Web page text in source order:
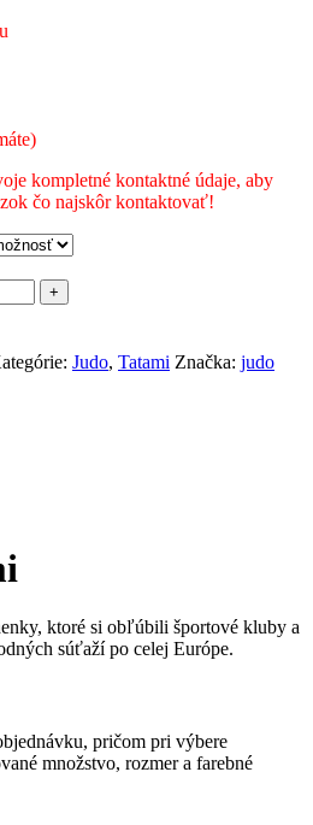
kompletné kontaktné údaje, aby
čo najskôr kontaktovať!
Judo, Tatami Značka: judo
ktoré si obľúbili športové kluby a
súťaží po celej Európe.
pričom pri výbere
množstvo, rozmer a farebné